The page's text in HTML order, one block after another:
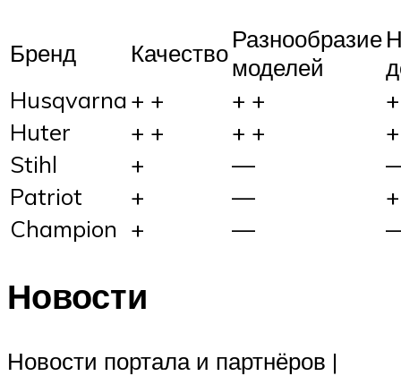
Бренд КачествоРазнообразие
моделей
Husqvarna+ + + +
Huter
+ + + +
Stihl
+ —
Patriot
+ —
+
Champion + —
Новости
Новости портала и партнёров |